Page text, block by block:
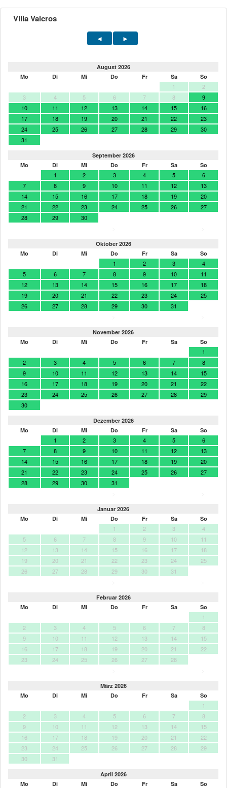
Villa Valcros
August 2026
Mo
Di Mi Do Fr Sa So
1
2
3
4 5 6 7 8
9
10
11 12 13 14 15
16
17
18 19 20 21 22
23
24
25 26 27 28 29
30
31
September 2026
Mo
Di Mi Do Fr Sa So
1 2 3 4 5
6
7
8 9 10 11 12
13
14
15 16 17 18 19
20
21
22 23 24 25 26
27
28
29
30
Oktober 2026
Mo
Di Mi Do Fr Sa So
1 2 3
4
5
6 7 8 9 10
11
12
13 14 15 16 17
18
19
20 21 22 23 24
25
26
27 28 29 30
31
November 2026
Mo
Di Mi Do Fr Sa So
1
2
3 4 5 6 7
8
9
10 11 12 13 14
15
16
17 18 19 20 21
22
23
24 25 26 27 28
29
30
Dezember 2026
Mo
Di Mi Do Fr Sa So
1 2 3 4 5
6
7
8 9 10 11 12
13
14
15 16 17 18 19
20
21
22 23 24 25 26
27
28
29 30
31
Januar 2026
Mo
Di Mi Do Fr Sa So
1 2 3
4
5
6 7 8 9 10
11
12
13 14 15 16 17
18
19
20 21 22 23 24
25
26
27 28 29 30
31
Februar 2026
Mo
Di Mi Do Fr Sa So
1
2
3 4 5 6 7
8
9
10 11 12 13 14
15
16
17 18 19 20 21
22
23
24 25 26 27
28
März 2026
Mo
Di Mi Do Fr Sa So
1
2
3 4 5 6 7
8
9
10 11 12 13 14
15
16
17 18 19 20 21
22
23
24 25 26 27 28
29
30
31
April 2026
Mo
Di Mi Do Fr Sa So